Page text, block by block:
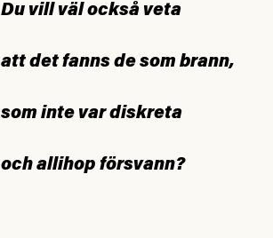
Du vill väl också veta
att det fanns de som brann,
som inte var diskreta
och allihop försvann?